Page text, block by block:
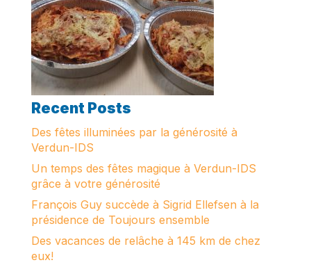
Recent Posts
Des fêtes illuminées par la générosité à
Verdun-IDS
Un temps des fêtes magique à Verdun-IDS
grâce à votre générosité
François Guy succède à Sigrid Ellefsen à la
présidence de Toujours ensemble
Des vacances de relâche à 145 km de chez
eux!